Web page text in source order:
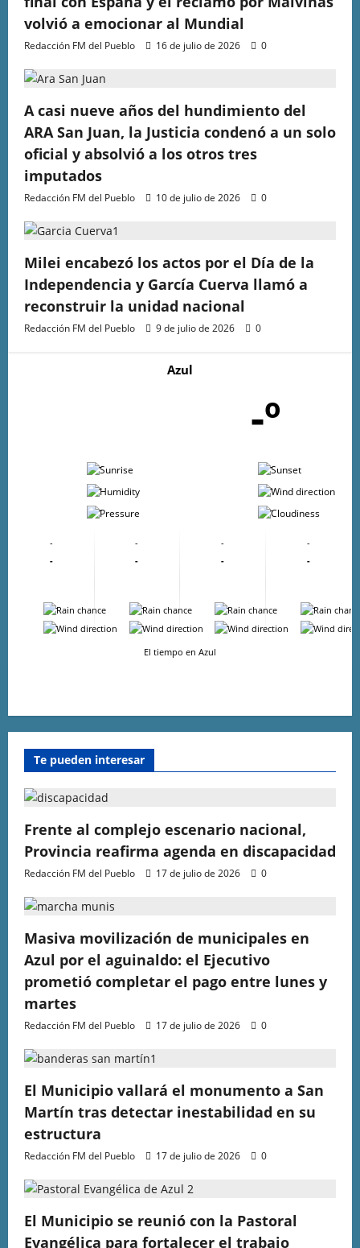
volvió a emocionar al Mundial
Redacción FM del Pueblo 16 de julio de 2026 0
A casi nueve años del hundimiento del
ARA San Juan, la Justicia condenó a un solo
oficial y absolvió a los otros tres
imputados
Redacción FM del Pueblo 10 de julio de 2026 0
Milei encabezó los actos por el Día de la
Independencia y García Cuerva llamó a
reconstruir la unidad nacional
Redacción FM del Pueblo 9 de julio de 2026 0
Azul
-º
-
-
-
-
-
-
-
-
-
-
-
-
-
-
-
-
-
-
-
-
-
-
El tiempo en Azul
Te pueden interesar
Frente al complejo escenario nacional,
Provincia reafirma agenda en discapacidad
Redacción FM del Pueblo 17 de julio de 2026 0
Masiva movilización de municipales en
Azul por el aguinaldo: el Ejecutivo
prometió completar el pago entre lunes y
martes
Redacción FM del Pueblo 17 de julio de 2026 0
El Municipio vallará el monumento a San
Martín tras detectar inestabilidad en su
estructura
Redacción FM del Pueblo 17 de julio de 2026 0
El Municipio se reunió con la Pastoral
Evangélica para fortalecer el trabajo